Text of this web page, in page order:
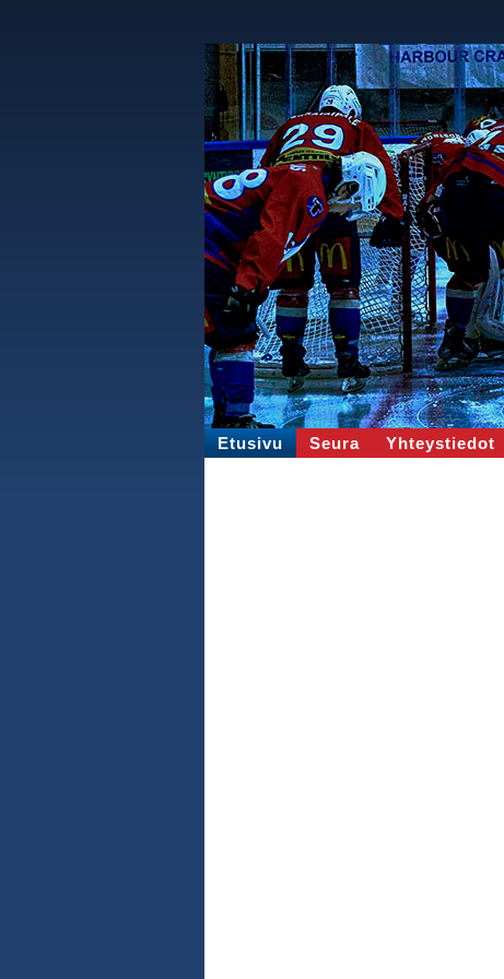
Etusivu Seura Yhteystiedot